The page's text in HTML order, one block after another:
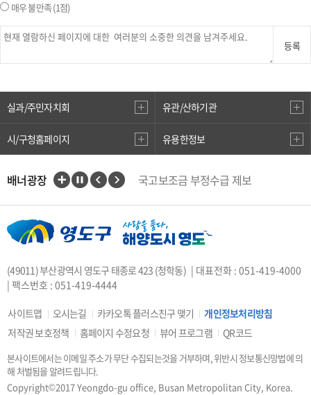
매우 불만족(1점)
등록
실과/주민자치회 유관/산하기관
시/구청홈페이지 유용한정보
배너광장
국고보조금 부정수급 제보
지적측량바로처리센터
안전속도 5030
카카오톡 플러스친구
중앙부처 법령 유권해석
복지·보조금 부정 신고센터
지방소득세(특별징수분)신고·납부
행복출산 원스톱서비스
도로명주소안내
e-청소년
(49011) 부산광역시 영도구 태종로 423 (청학동) | 대표전화 : 051-419-4000
| 팩스번호 : 051-419-4444
사이트맵 오시는길 카카오톡 플러스친구 맺기
개인정보처리방침
저작권 보호정책
홈페이지 수정요청 뷰어 프로그램 QR코드
본사이트에서는 이메일 주소가 무단 수집되는것을 거부하며, 위반시 정보통신망법에 의
해 처벌됨을 알려드립니다.
Copyright©2017 Yeongdo-gu office, Busan Metropolitan City, Korea.